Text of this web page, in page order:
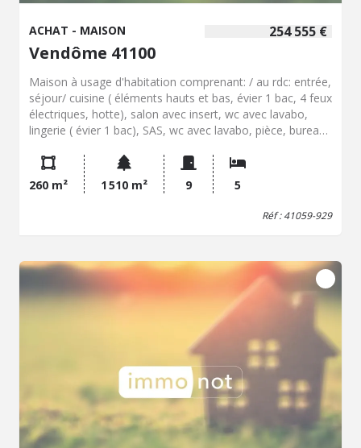
254 555 €
ACHAT - MAISON
Vendôme 41100
Maison à usage d'habitation comprenant: / au rdc: entrée,
séjour/ cuisine ( éléments hauts et bas, évier 1 bac, 4 feux
électriques, hotte), salon avec insert, wc avec lavabo,
lingerie ( évier 1 bac), SAS, wc avec lavabo, pièce, bureau
palier, 5 chambres dont une avec cabinet de toilette et
dressing, salle de bains sur balcon ( placard, baignoire,
lavabo) Dépendances: cabanon de jardin. Entrepôt avec
aire de stockage. Extérieur: plan d'eau. Terrain Clos.
260 m² 1 510 m² 9 5
Réf : 41059-929